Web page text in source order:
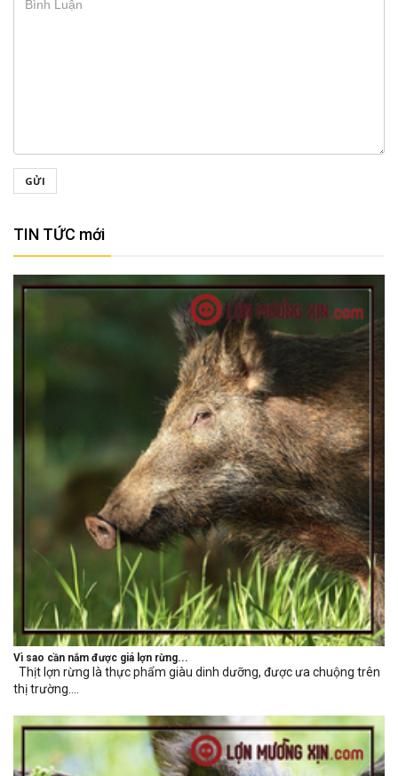
GỬI
TIN TỨC mới
Vì sao cần nắm được giá lợn rừng...
Thịt lợn rừng là thực phẩm giàu dinh dưỡng, được ưa chuộng trên
thị trường....